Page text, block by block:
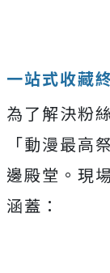
一站式收藏
為了解決粉
「動漫最高
邊殿堂。現
涵蓋：